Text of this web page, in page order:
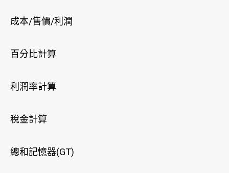
成本/售價/利潤
百分比計算
利潤率計算
稅金計算
總和記憶器(GT)